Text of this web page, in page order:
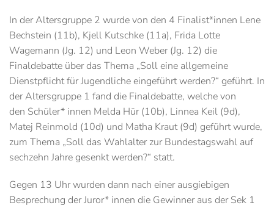
In der Altersgruppe 2 wurde von den 4 Finalist*innen Lene
Bechstein (11b), Kjell Kutschke (11a), Frida Lotte
Wagemann (Jg. 12) und Leon Weber (Jg. 12) die
Finaldebatte über das Thema „Soll eine allgemeine
Dienstpflicht für Jugendliche eingeführt werden?“ geführt. In
der Altersgruppe 1 fand die Finaldebatte, welche von
den Schüler* innen Melda Hür (10b), Linnea Keil (9d),
Matej Reinmold (10d) und Matha Kraut (9d) geführt wurde,
zum Thema „Soll das Wahlalter zur Bundestagswahl auf
sechzehn Jahre gesenkt werden?“ statt.
Gegen 13 Uhr wurden dann nach einer ausgiebigen
Besprechung der Juror* innen die Gewinner aus der Sek 1